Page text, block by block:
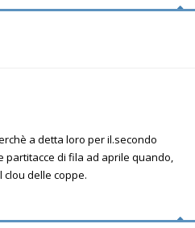
a detta loro per il.secondo
di fila ad aprile quando,
delle coppe.